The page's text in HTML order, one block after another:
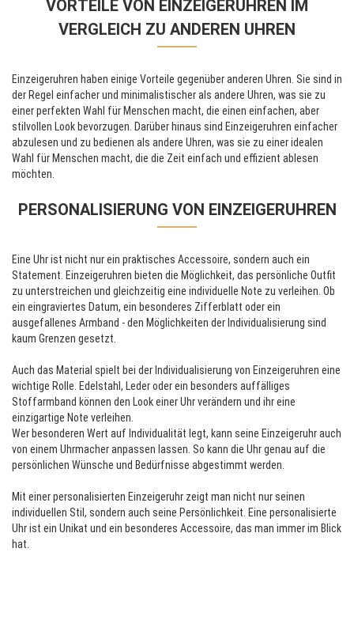
VORTEILE VON EINZEIGERUHREN IM
VERGLEICH ZU ANDEREN UHREN
Einzeigeruhren haben einige Vorteile gegenüber anderen Uhren. Sie sind in
der Regel einfacher und minimalistischer als andere Uhren, was sie zu
einer perfekten Wahl für Menschen macht, die einen einfachen, aber
stilvollen Look bevorzugen. Darüber hinaus sind Einzeigeruhren einfacher
abzulesen und zu bedienen als andere Uhren, was sie zu einer idealen
Wahl für Menschen macht, die die Zeit einfach und effizient ablesen
möchten.
PERSONALISIERUNG VON EINZEIGERUHREN
Eine Uhr ist nicht nur ein praktisches Accessoire, sondern auch ein
Statement. Einzeigeruhren bieten die Möglichkeit, das persönliche Outfit
zu unterstreichen und gleichzeitig eine individuelle Note zu verleihen. Ob
ein eingraviertes Datum, ein besonderes Zifferblatt oder ein
ausgefallenes Armband - den Möglichkeiten der Individualisierung sind
kaum Grenzen gesetzt.
Auch das Material spielt bei der Individualisierung von Einzeigeruhren eine
wichtige Rolle. Edelstahl, Leder oder ein besonders auffälliges
Stoffarmband können den Look einer Uhr verändern und ihr eine
einzigartige Note verleihen.
Wer besonderen Wert auf Individualität legt, kann seine Einzeigeruhr auch
von einem Uhrmacher anpassen lassen. So kann die Uhr genau auf die
persönlichen Wünsche und Bedürfnisse abgestimmt werden.
Mit einer personalisierten Einzeigeruhr zeigt man nicht nur seinen
individuellen Stil, sondern auch seine Persönlichkeit. Eine personalisierte
Uhr ist ein Unikat und ein besonderes Accessoire, das man immer im Blick
hat.